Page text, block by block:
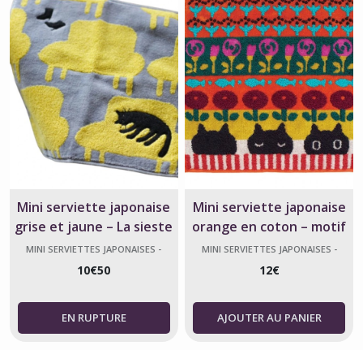
Mini serviette japonaise
grise et jaune – La sieste
du chat – Atsuko Matano
MINI SERVIETTES JAPONAISES -
10€50
Mini serviette japonaise
orange en coton – motif
chat MMSL – Atsuko
Matano
MINI SERVIETTES JAPONAISES -
12€
AJOUTER AU PANIER